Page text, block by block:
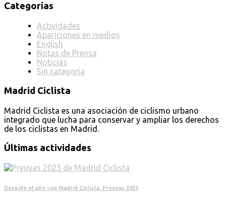
Categorías
Actividades
Apariciones en medios
English
Notas de Prensa
Noticias
Sin categoría
Madrid Ciclista
Madrid Ciclista es una asociación de ciclismo urbano
integrado que lucha para conservar y ampliar los derechos
de los ciclistas en Madrid.
Últimas actividades
Despide el año con Madrid Ciclista. Preuvas 2023